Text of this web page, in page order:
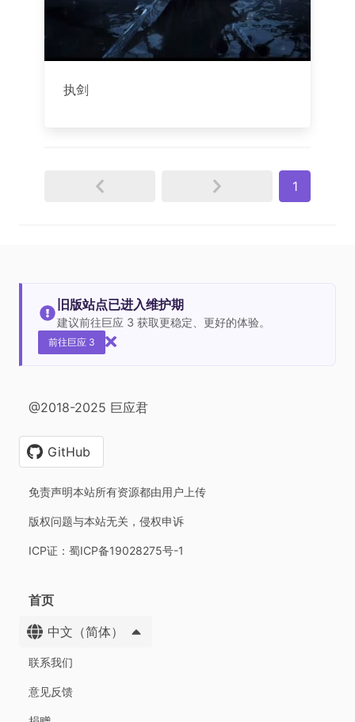
执剑
1
旧版站点已进入维护期
建议前往巨应 3 获取更稳定、更好的体验。
前往巨应 3
@2018-2025 巨应君
GitHub
免责声明本站所有资源都由用户上传
版权问题与本站无关，侵权申诉
ICP证：蜀ICP备19028275号-1
首页
中文（简体）
联系我们
意见反馈